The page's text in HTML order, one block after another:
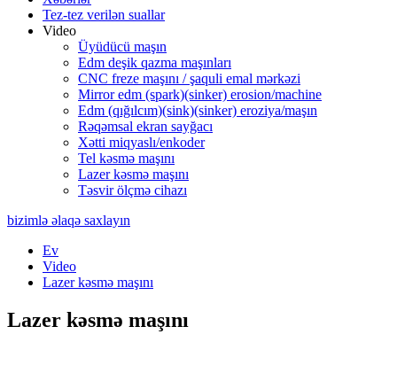
Tez-tez verilən suallar
Video
Üyüdücü maşın
Edm deşik qazma maşınları
CNC freze maşını / şaquli emal mərkəzi
Mirror edm (spark)(sinker) erosion/machine
Edm (qığılcım)(sink)(sinker) eroziya/maşın
Rəqəmsal ekran sayğacı
Xətti miqyaslı/enkoder
Tel kəsmə maşını
Lazer kəsmə maşını
Təsvir ölçmə cihazı
bizimlə əlaqə saxlayın
Ev
Video
Lazer kəsmə maşını
Lazer kəsmə maşını